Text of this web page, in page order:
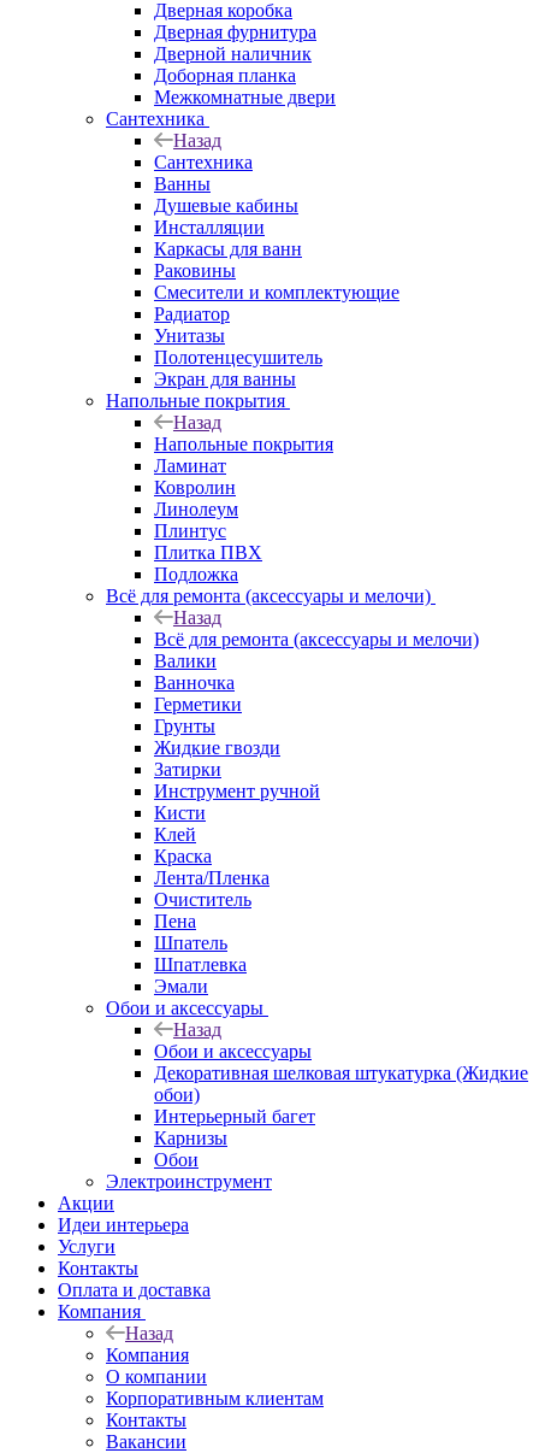
Дверная коробка
Дверная фурнитура
Дверной наличник
Доборная планка
Межкомнатные двери
Сантехника
Назад
Сантехника
Ванны
Душевые кабины
Инсталляции
Каркасы для ванн
Раковины
Смесители и комплектующие
Радиатор
Унитазы
Полотенцесушитель
Экран для ванны
Напольные покрытия
Назад
Напольные покрытия
Ламинат
Ковролин
Линолеум
Плинтус
Плитка ПВХ
Подложка
Всё для ремонта (аксессуары и мелочи)
Назад
Всё для ремонта (аксессуары и мелочи)
Валики
Ванночка
Герметики
Грунты
Жидкие гвозди
Затирки
Инструмент ручной
Кисти
Клей
Краска
Лента/Пленка
Очиститель
Пена
Шпатель
Шпатлевка
Эмали
Обои и аксессуары
Назад
Обои и аксессуары
Декоративная шелковая штукатурка (Жидкие
обои)
Интерьерный багет
Карнизы
Обои
Электроинструмент
Акции
Идеи интерьера
Услуги
Контакты
Оплата и доставка
Компания
Назад
Компания
О компании
Корпоративным клиентам
Контакты
Вакансии